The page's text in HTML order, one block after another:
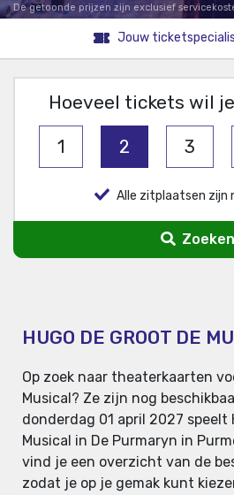
De getoonde prijzen zijn exclusief
Jouw
Hoeveel tickets wil
1 2 3
Alle zitplaatsen zijn
Zoeken
HUGO DE GROOT DE
Op zoek naar theaterkaarten
Musical? Ze zijn nog
donderdag 01 april 2027 speelt
Musical in De Purmaryn in
vind je een overzicht van de
zodat je op je gemak kunt